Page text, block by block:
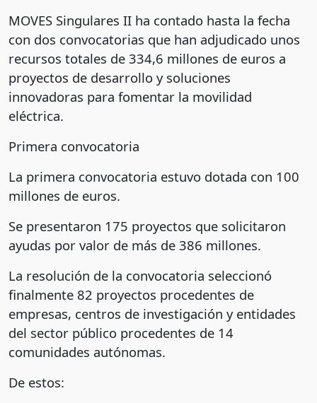
MOVES Singulares II ha contado hasta la fecha
con dos convocatorias que han adjudicado unos
recursos totales de 334,6 millones de euros a
proyectos de desarrollo y soluciones
innovadoras para fomentar la movilidad
eléctrica.
Primera convocatoria
La primera convocatoria estuvo dotada con 100
millones de euros.
Se presentaron 175 proyectos que solicitaron
ayudas por valor de más de 386 millones.
La resolución de la convocatoria seleccionó
finalmente 82 proyectos procedentes de
empresas, centros de investigación y entidades
del sector público procedentes de 14
comunidades autónomas.
De estos: